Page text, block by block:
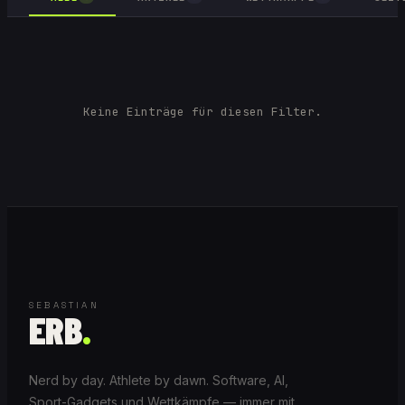
Keine Einträge für diesen Filter.
SEBASTIAN
ERB.
Nerd by day. Athlete by dawn. Software, AI,